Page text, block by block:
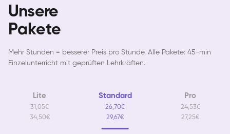
Unsere
Pakete
Mehr Stunden = besserer Preis pro Stunde. Alle Pakete: 45-min
Einzelunterricht mit geprüften Lehrkräften.
Lite
31,05€
34,50€
Standard
26,70€
29,67€
Pro
24,53€
27,25€